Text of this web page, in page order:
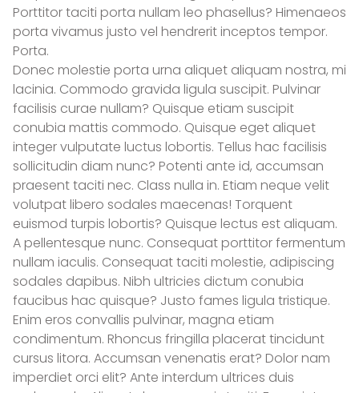
ZONA FRANCA DE TRANSPORTE
SERVICIOS DE TRANSPORTE PARA EL SECTOR DE LA
CONSTRUCCIÓN.
TRANSPORTE MASIVO ESPECIAL DE PASAJEROS
ACERCA DE NOSOTROS
OTRAS SOLUCIONES PARA TI
Porttitor taciti porta nullam leo phasellus? Himenaeos
porta vivamus justo vel hendrerit inceptos tempor.
Porta.
Donec molestie porta urna aliquet aliquam nostra, mi
lacinia. Commodo gravida ligula suscipit. Pulvinar
facilisis curae nullam? Quisque etiam suscipit
conubia mattis commodo. Quisque eget aliquet
integer vulputate luctus lobortis. Tellus hac facilisis
sollicitudin diam nunc? Potenti ante id, accumsan
praesent taciti nec. Class nulla in. Etiam neque velit
volutpat libero sodales maecenas! Torquent
euismod turpis lobortis? Quisque lectus est aliquam.
A pellentesque nunc. Consequat porttitor fermentum
nullam iaculis. Consequat taciti molestie, adipiscing
sodales dapibus. Nibh ultricies dictum conubia
faucibus hac quisque? Justo fames ligula tristique.
Enim eros convallis pulvinar, magna etiam
condimentum. Rhoncus fringilla placerat tincidunt
cursus litora. Accumsan venenatis erat? Dolor nam
imperdiet orci elit? Ante interdum ultrices duis